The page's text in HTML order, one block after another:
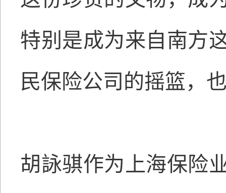
特别是成为来自南方
民保险公司的摇篮，
胡詠骐作为上海保险